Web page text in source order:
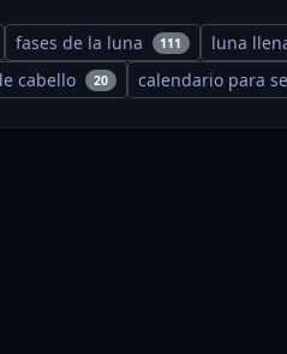
fases de la luna 111 luna
cabello 20 calendario para